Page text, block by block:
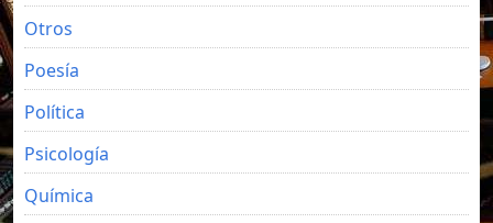
Otros
Poesía
Política
Psicología
Química